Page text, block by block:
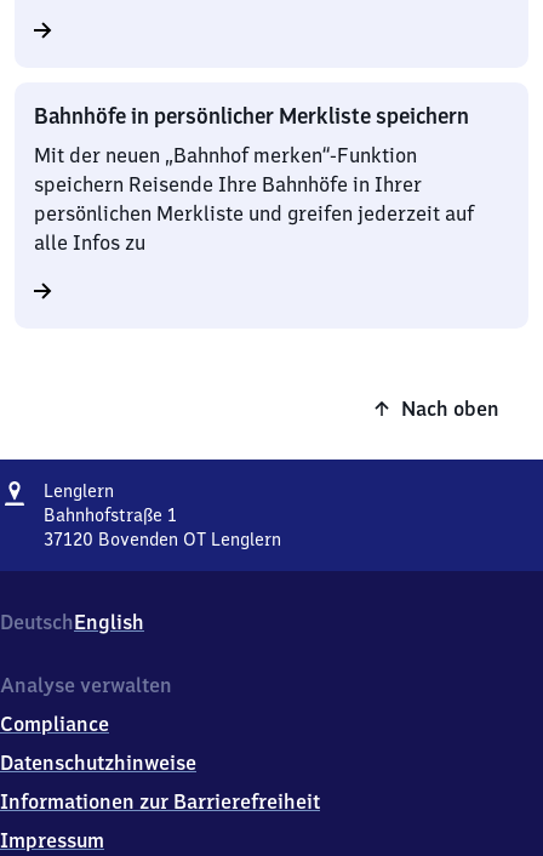
Bahnhöfe in persönlicher Merkliste speichern
Mit der neuen „Bahnhof merken“-Funktion
speichern Reisende Ihre Bahnhöfe in Ihrer
persönlichen Merkliste und greifen jederzeit auf
alle Infos zu
Nach oben
Adresse
Lenglern
Bahnhofstraße 1
37120 Bovenden OT Lenglern
1,
3
1
0
Bovenden
Lenglern
DeutschEnglish
Analyse verwalten
Compliance
Datenschutzhinweise
Informationen zur Barrierefreiheit
Impressum